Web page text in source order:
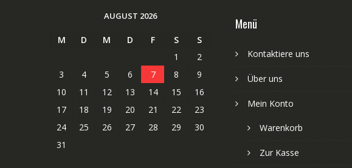
AUGUST 2026
M D M D F S
S
1
2
3
4 5 6 7 8
9
10
11 12 13 14 15
16
17
18 19 20 21 22
23
24
25 26 27 28 29
30
31
Menü
Kontaktiere uns
Über uns
Mein Konto
Warenkorb
Zur Kasse